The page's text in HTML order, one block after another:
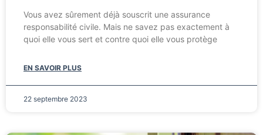
Vous avez sûrement déjà souscrit une assurance
responsabilité civile. Mais ne savez pas exactement à
quoi elle vous sert et contre quoi elle vous protège
EN SAVOIR PLUS
22 septembre 2023